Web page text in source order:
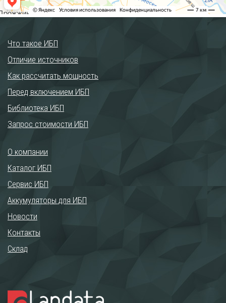
Что такое ИБП
Отличие источников
Как рассчитать мощность
Перед включением ИБП
Библиотека ИБП
Запрос стоимости ИБП
О компании
Каталог ИБП
Сервис ИБП
Аккумуляторы для ИБП
Новости
Контакты
Склад